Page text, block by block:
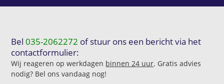
Bel035-2062272 of stuur ons een bericht via het
contactformulier:
Wij reageren op werkdagen binnen 24 uur. Gratis advies
nodig? Bel ons vandaag nog!